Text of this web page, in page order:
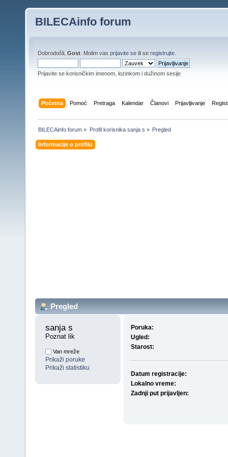
BILECAinfo forum
Dobrodošli, Gost . Molim vas prijavite se ili se registrujte
Prijavite se korisničkim imenom, lozinkom i dužinom sesije
Početna Pomoć Pretraga Kalendar Članovi Prijavljivanje
BILECAinfo forum » Profil korisnika sanja s » Pregled
Informacije o profilu
Pregled
sanja s
Poznat lik
Van mreže
Prikaži poruke
Prikaži statistiku
Poruka:
Ugled:
Starost:
Datum registracije:
Lokalno vreme:
Zadnji put prijavljen: